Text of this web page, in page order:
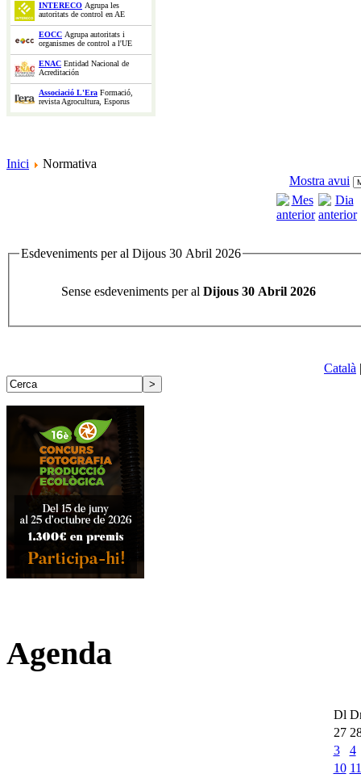
INTERECO Agrupa les
autoritats de control en AE
EOCC Agrupa autoritats i
organismes de control a l'UE
ENAC Entidad Nacional de
Acreditación
Associació L'Era Formació,
revista Agrocultura, Esporus
Inici
Normativa
Mostra avui
Esdeveniments per al Dijous 30 Abril 2026
Sense esdeveniments per al Dijous 30 Abril 2026
Català
Agenda
Dl
27
3
4
10 11